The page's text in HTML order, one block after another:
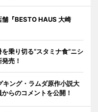
『BESTO HAUS 大崎
乗り切る“スタミナ食”ニシ
売！
ング・ラムダ原作小説大
らのコメントを公開！